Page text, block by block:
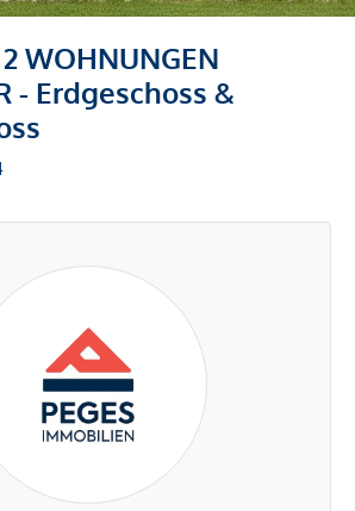
WOHNUNGEN
- Erdgeschoss &